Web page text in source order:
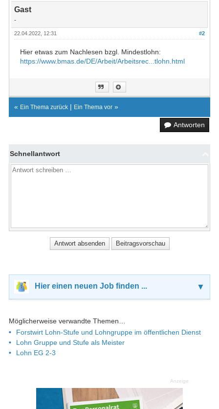
Gast
-
#2
22.04.2022, 12:31
Hier etwas zum Nachlesen bzgl. Mindestlohn:
https://www.bmas.de/DE/Arbeit/Arbeitsrec...tlohn.html
« Ein Thema zurück| Ein Thema vor»
Antworten
Schnellantwort
Hier einen neuen Job finden ... ▼
Möglicherweise verwandte Themen…
Forstwirt Lohn-Stufe und Lohngruppe im öffentlichen Dienst
Lohn Gruppe und Stufe als Meister
Lohn EG 2-3
Anzeige